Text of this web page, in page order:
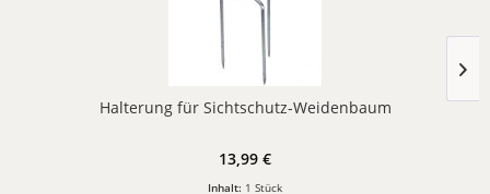
Halterung für Sichtschutz-Weidenbaum
13,99 €
Inhalt: 1 Stück